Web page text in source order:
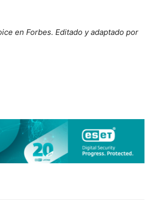
en Forbes. Editado y adaptado por